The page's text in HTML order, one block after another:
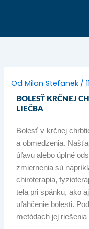
Od Milan Stefanek /
BOLESŤ KRČNEJ
LIEČBA
Bolesť v krčnej
a obmedzenia.
úľavu alebo úplné
zmiernenia sú
chiroterapia,
tela pri spánku, ako
uľahčenie bolesti.
metódach jej